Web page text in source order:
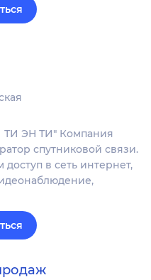
ЭН ТИ" Компания
спутниковой связи.
в сеть интернет,